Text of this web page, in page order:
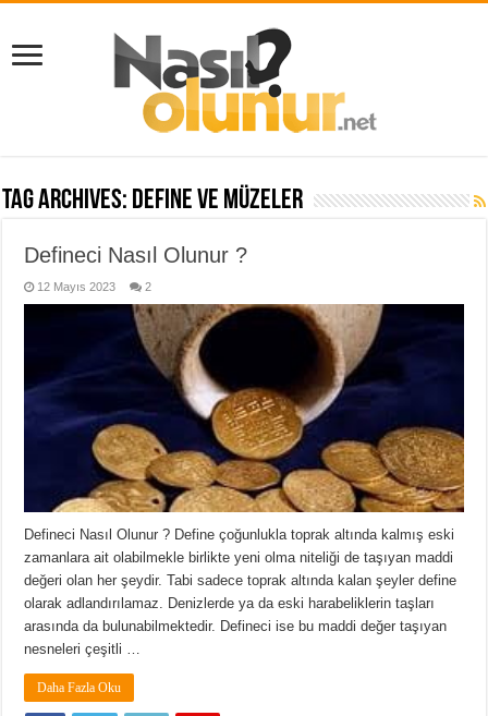
Tag Archives: define ve müzeler
Defineci Nasıl Olunur ?
12 Mayıs 2023 2
Defineci Nasıl Olunur ? Define çoğunlukla toprak altında kalmış eski
zamanlara ait olabilmekle birlikte yeni olma niteliği de taşıyan maddi
değeri olan her şeydir. Tabi sadece toprak altında kalan şeyler define
olarak adlandırılamaz. Denizlerde ya da eski harabeliklerin taşları
arasında da bulunabilmektedir. Defineci ise bu maddi değer taşıyan
nesneleri çeşitli …
Daha Fazla Oku